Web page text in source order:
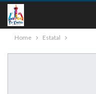
Home Estatal